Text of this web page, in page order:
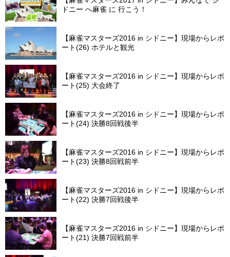
ドニー へ麻雀 に 行こう！
【麻雀マスターズ2016 in シドニー】現場からレポ
ート(26) ホテルと観光
【麻雀マスターズ2016 in シドニー】現場からレポ
ート(25) 大会終了
【麻雀マスターズ2016 in シドニー】現場からレポ
ート(24) 決勝8回戦後半
【麻雀マスターズ2016 in シドニー】現場からレポ
ート(23) 決勝8回戦前半
【麻雀マスターズ2016 in シドニー】現場からレポ
ート(22) 決勝7回戦後半
【麻雀マスターズ2016 in シドニー】現場からレポ
ート(21) 決勝7回戦前半